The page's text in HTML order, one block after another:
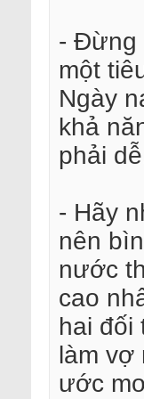
- Đừng
một
Ngày
khả
phải
- Hãy
nên
nước
cao
hai đối
làm
ước